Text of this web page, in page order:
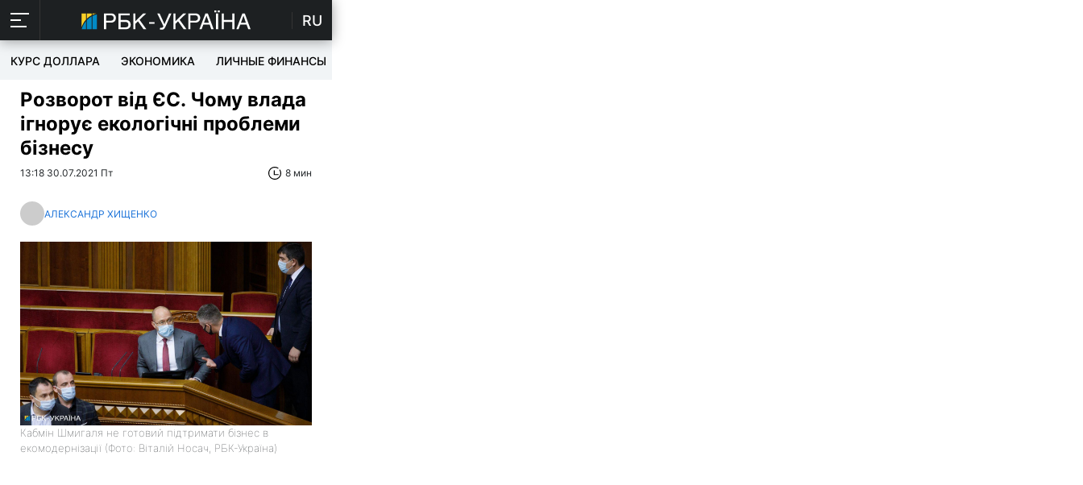
RU
КУРС ДОЛЛАРА ЭКОНОМИКА ЛИЧНЫЕ ФИНАНСЫ
Розворот від ЄС. Чому влада
ігнорує екологічні проблеми
бізнесу
13:18 30.07.2021 Пт 8 мин
АЛЕКСАНДР ХИЩЕНКО
Кабмін Шмигаля не готовий підтримати бізнес в
екомодернізації (Фото: Віталій Носач, РБК-Україна)